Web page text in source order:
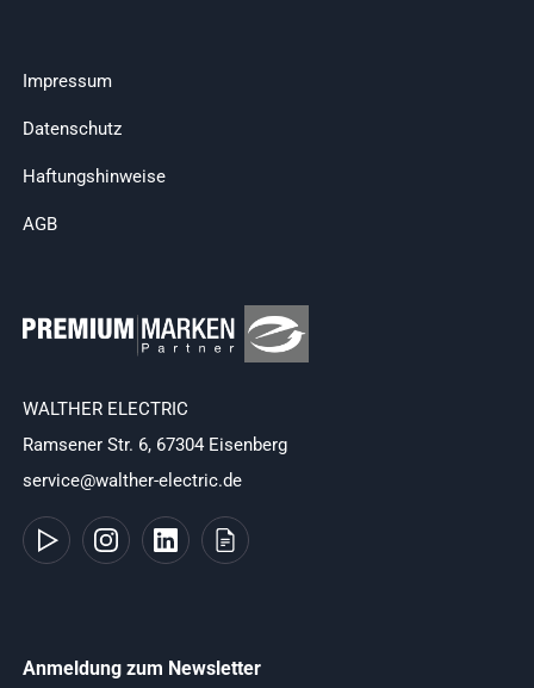
Impressum
Datenschutz
Haftungshinweise
AGB
WALTHER ELECTRIC
Ramsener Str. 6, 67304 Eisenberg
service@walther-electric.de
Anmeldung zum Newsletter